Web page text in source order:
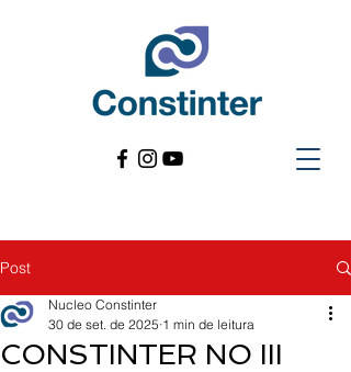
Post
CONSTINTER NO III
Nucleo Constinter
30 de set. de 2025 1 min de leitura